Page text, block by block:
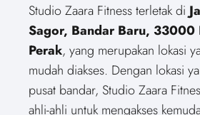
Studio Zaara Fitness terletak di
Sagor, Bandar Baru, 33000
Perak, yang merupakan lokasi
mudah diakses. Dengan lokasi
pusat bandar, Studio Zaara
ahli-ahli untuk mengakses